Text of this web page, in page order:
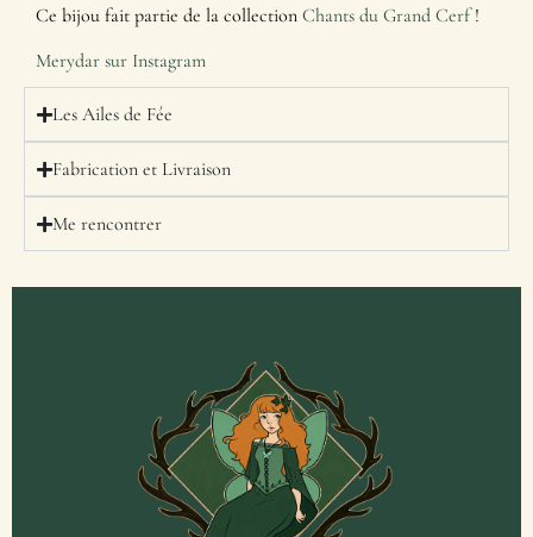
Ce bijou fait partie de la collection Chants du Grand Cerf!
Merydar sur Instagram
Les Ailes de Fée
Fabrication et Livraison
Me rencontrer